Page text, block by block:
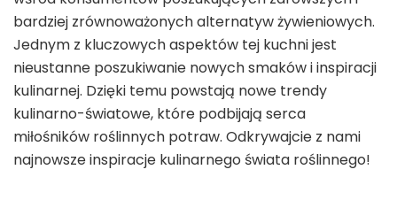
bardziej zrównoważonych alternatyw żywieniowych.
Jednym z kluczowych aspektów tej kuchni jest
nieustanne poszukiwanie nowych smaków i inspiracji
kulinarnej. Dzięki temu powstają nowe trendy
kulinarno-światowe, które podbijają serca
miłośników roślinnych potraw. Odkrywajcie z nami
najnowsze inspiracje kulinarnego świata roślinnego!